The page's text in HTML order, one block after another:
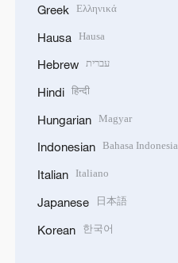
Greek Ελληνικά
Hausa Hausa
Hebrew עברית
Hindi हिन्दी
Hungarian Magyar
Indonesian Bahasa Indonesia
Italian Italiano
Japanese 日本語
Korean 한국어